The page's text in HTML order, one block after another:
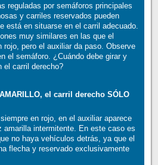
reguladas por semáforos principales
y carriles reservados pueden
está en situarse en el carril adecuado.
muy similares en las que el
rojo, pero el auxiliar da paso. Observe
el semáforo. ¿Cuándo debe girar y
el carril derecho?
el carril derecho SÓLO
en rojo, en el auxiliar aparece
amarilla intermitente. En este caso es
no haya vehículos detrás, ya que el
flecha y reservado exclusivamente